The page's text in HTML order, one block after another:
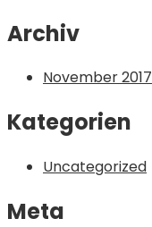
Archiv
November 2017
Kategorien
Uncategorized
Meta